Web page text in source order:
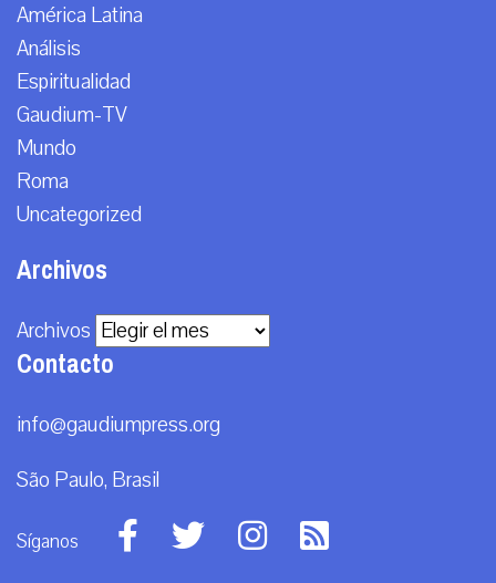
América Latina
Análisis
Espiritualidad
Gaudium-TV
Mundo
Roma
Uncategorized
Archivos
Archivos
Contacto
info@gaudiumpress.org
São Paulo, Brasil
Síganos